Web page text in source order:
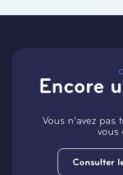
Encore
Vous n’avez pas
vous
Consulter